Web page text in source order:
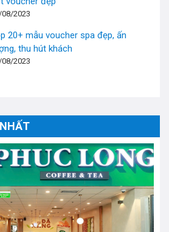
08/2023
20+ mẫu voucher spa đẹp, ấn
thu hút khách
08/2023